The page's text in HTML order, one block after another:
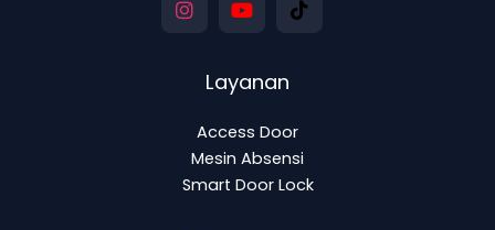
Layanan
Access Door
Mesin Absensi
Smart Door Lock